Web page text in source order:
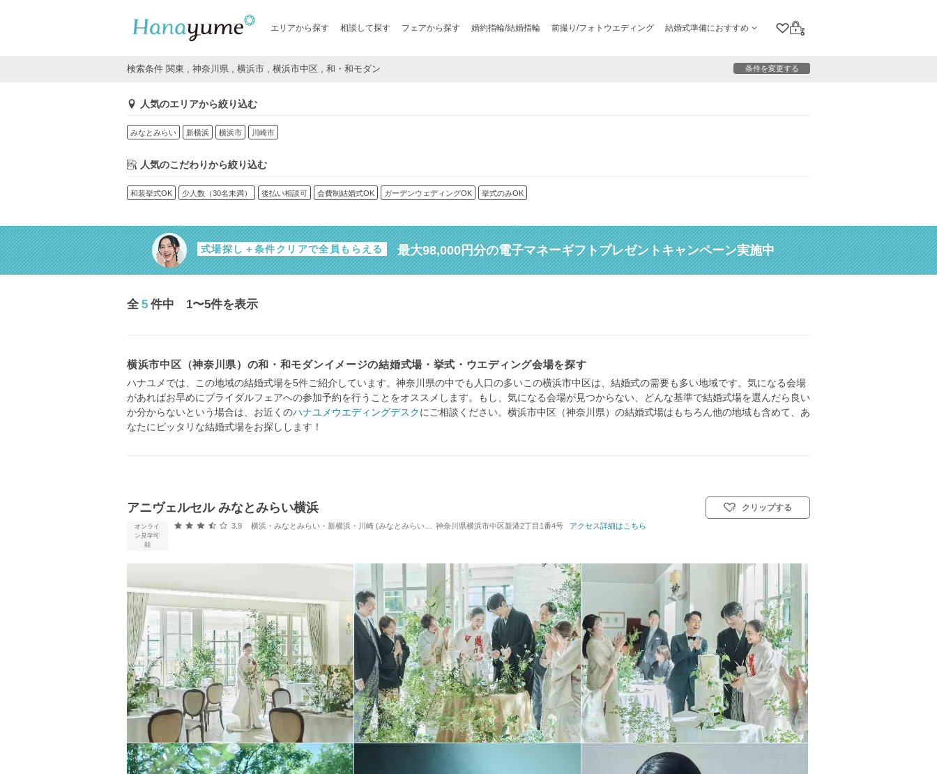
エリアから探す 相談して探す フェアから探す 婚約指輪/結婚指輪 前撮り/フォトウエディング 結婚式準備におすすめ
クリップリスト
ログイン
検索条件 関東 , 神奈川県 , 横浜市 , 横浜市中区 , 和・和モダン 条件を変更する
人気のエリアから絞り込む
みなとみらい 新横浜 横浜市 川崎市
人気のこだわりから絞り込む
和装挙式OK 少人数（30名未満） 後払い相談可 会費制結婚式OK ガーデンウェディングOK 挙式のみOK
式場探し＋条件クリアで全員もらえる 最大98,000円分の電子マネーギフトプレゼントキャンペーン実施中
全 5 件中 1〜5件を表示
横浜市中区（神奈川県）の和・和モダンイメージの結婚式場・挙式・ウエディング会場を探す
ハナユメでは、この地域の結婚式場を5件ご紹介しています。神奈川県の中でも人口の多いこの横浜市中区は、結婚式の需要も多い地域です。気になる会場
があればお早めにブライダルフェアへの参加予約を行うことをオススメします。もし、気になる会場が見つからない、どんな基準で結婚式場を選んだら良い
か分からないという場合は、お近くのハナユメウエディングデスクにご相談ください。横浜市中区（神奈川県）の結婚式場はもちろん他の地域も含めて、あ
なたにピッタリな結婚式場をお探しします！
アニヴェルセル みなとみらい横浜
オンライ
ン見学可
能
口コミ評価
3.9 横浜・みなとみらい・新横浜・川崎 (みなとみらい駅) / 式場・ゲストハウス 対応人数: 着席：20名 ～ 162名 挙式スタイル: 教会式(キリスト教式)／神前式／人前式／仏前式
神奈川県横浜市中区新港2丁目1番4号 アクセス詳細はこちら
クリップする